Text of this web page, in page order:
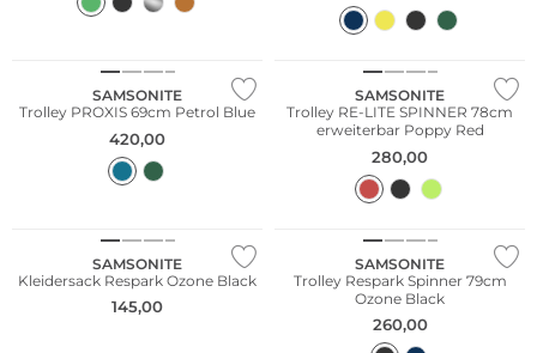
SAMSONITE
Trolley PROXIS 69cm Petrol Blue
420,00
Nachhaltig
SAMSONITE
Trolley RE-LITE SPINNER 78cm
erweiterbar Poppy Red
280,00
SAMSONITE
Kleidersack Respark Ozone Black
145,00
SAMSONITE
Trolley Respark Spinner 79cm
Ozone Black
260,00